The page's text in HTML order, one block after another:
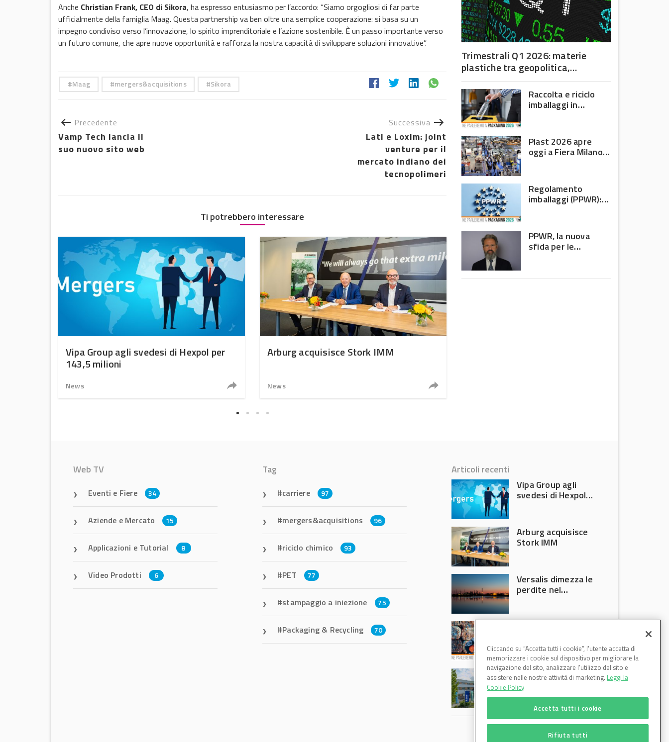
Anche Christian Frank, CEO di Sikora, ha espresso entusiasmo per l’accordo: “Siamo orgogliosi di far parte
ufficialmente della famiglia Maag. Questa partnership va ben oltre una semplice cooperazione: si basa su un
impegno condiviso verso l’innovazione, lo spirito imprenditoriale e l’azione sostenibile. È un passo importante verso
un futuro comune, che apre nuove opportunità e rafforza la nostra capacità di sviluppare soluzioni innovative”.
Maag mergers&acquisitions Sikora
Precedente
Vamp Tech lancia il
suo nuovo sito web
Successiva
Lati e Loxim: joint
venture per il
mercato indiano dei
tecnopolimeri
Ti potrebbero interessare
Vipa Group agli svedesi di Hexpol per
143,5 milioni
News
Arburg acquisisce Stork IMM
News
Trimestrali Q1 2026: materie
plastiche tra geopolitica,
domanda debole e corsa
all’efficienza Raccolta e riciclo
imballaggi in
e PPWR
Plast 2026 apre
oggi a Fiera Milano
plastiche
Regolamento
imballaggi (PPWR):
PPWR, la nuova
sfida per le
produce imballaggi
Web TV
Eventi e Fiere 34
Aziende e Mercato 15
Applicazioni e Tutorial 8
Video Prodotti 6
Tag
carriere 97
mergers&acquisitions 96
riciclo chimico 93
PET 77
stampaggio a iniezione 75
Packaging & Recycling 70
Articoli recenti
Vipa Group agli
svedesi di Hexpol
Arburg acquisisce
Stork IMM
Versalis dimezza le
perdite nel
chiedono
intervento del
Governo
Basf Italia cresce
nel primo semestre
2026: fatturato a
1,07 miliardi (+7,1%)
Cliccando su “Accetta tutti i cookie”, l'utente accetta di
memorizzare i cookie sul dispositivo per migliorare la
navigazione del sito, analizzare l'utilizzo del sito e
assistere nelle nostre attività di marketing. Leggi la
Cookie Policy
Accetta tutti i cookie
Rifiuta tutti